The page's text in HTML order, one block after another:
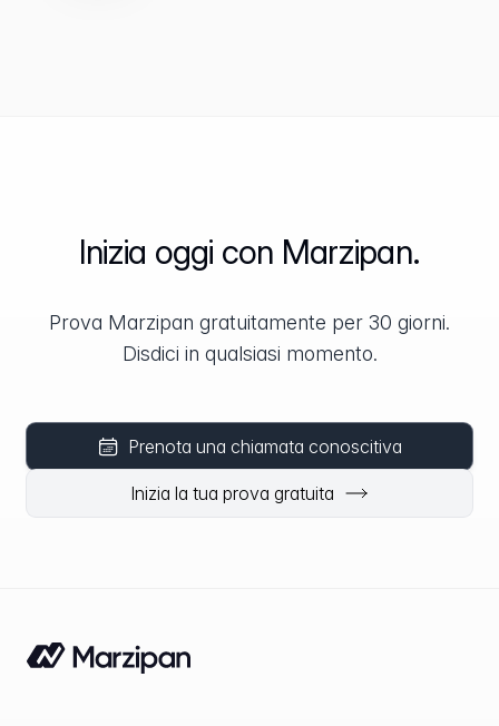
Inizia oggi con Marzipan.
Prova Marzipan gratuitamente per 30 giorni.
Disdici in qualsiasi momento.
Prenota una chiamata conoscitiva
Inizia la tua prova gratuita